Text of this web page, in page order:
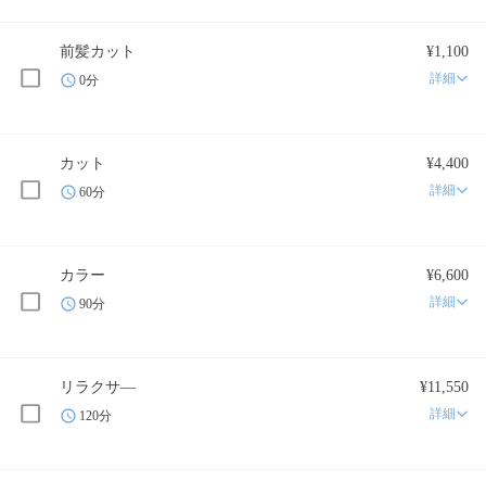
前髪カット ¥1,100
0分 詳細
カット ¥4,400
60分 詳細
カラー ¥6,600
90分 詳細
リラクサ― ¥11,550
120分 詳細